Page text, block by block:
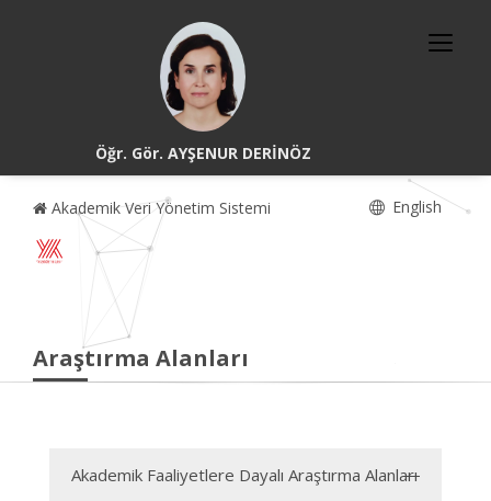
Öğr. Gör. AYŞENUR DERİNÖZ
Akademik Veri Yönetim Sistemi English
Araştırma Alanları
Akademik Faaliyetlere Dayalı Araştırma Alanları